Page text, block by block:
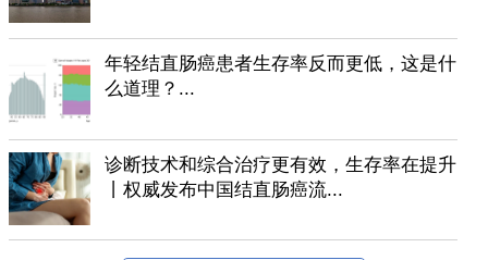
年轻结直肠癌患者生存率反而更低，这是什
么道理？...
诊断技术和综合治疗更有效，生存率在提升
丨权威发布中国结直肠癌流...